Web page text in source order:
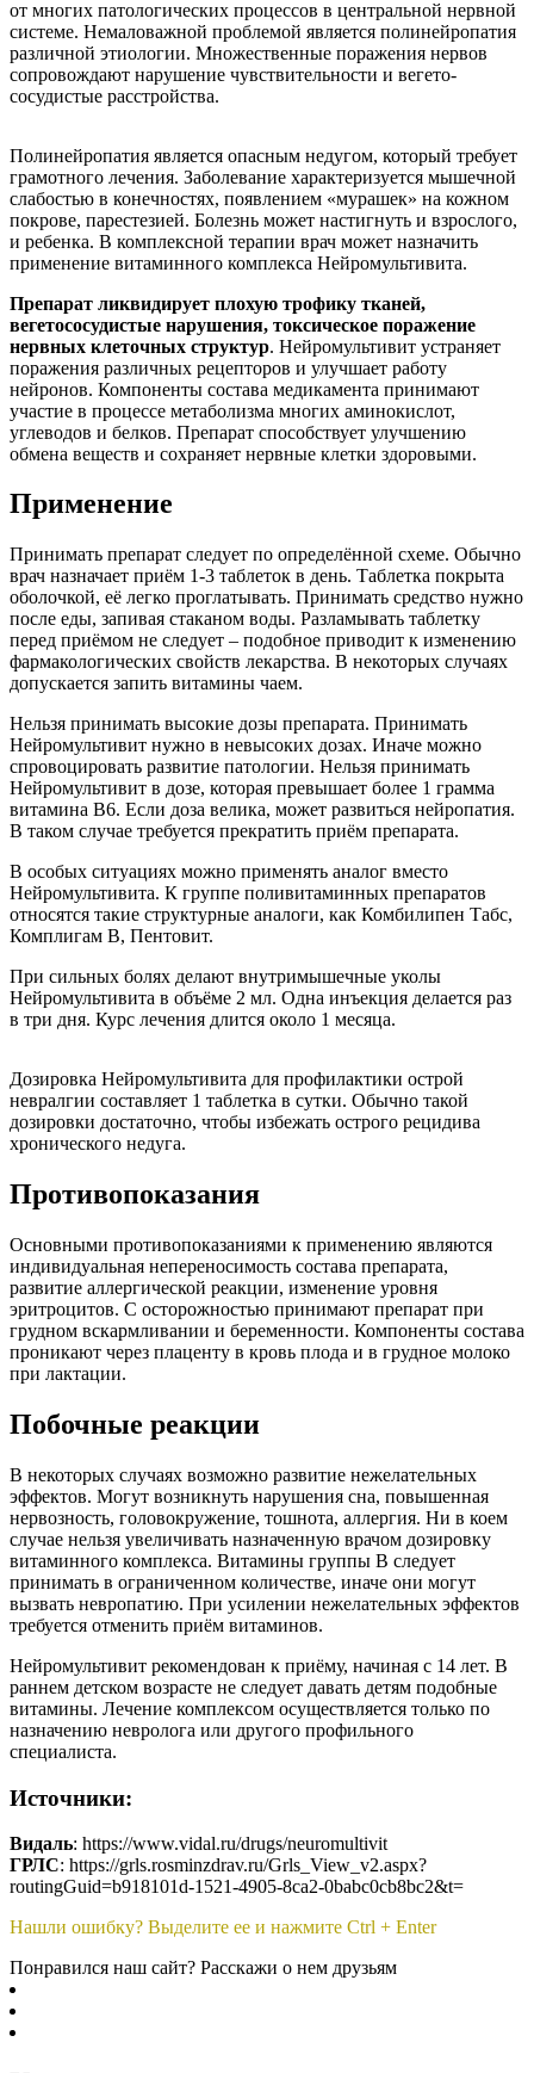
от многих патологических процессов в центральной нервной
системе. Немаловажной проблемой является полинейропатия
различной этиологии. Множественные поражения нервов
сопровождают нарушение чувствительности и вегето-
сосудистые расстройства.
Полинейропатия является опасным недугом, который требует
грамотного лечения. Заболевание характеризуется мышечной
слабостью в конечностях, появлением «мурашек» на кожном
покрове, парестезией. Болезнь может настигнуть и взрослого,
и ребенка. В комплексной терапии врач может назначить
применение витаминного комплекса Нейромультивита.
Препарат ликвидирует плохую трофику тканей,
вегетососудистые нарушения, токсическое поражение
нервных клеточных структур. Нейромультивит устраняет
поражения различных рецепторов и улучшает работу
нейронов. Компоненты состава медикамента принимают
участие в процессе метаболизма многих аминокислот,
углеводов и белков. Препарат способствует улучшению
обмена веществ и сохраняет нервные клетки здоровыми.
Применение
Принимать препарат следует по определённой схеме. Обычно
врач назначает приём 1-3 таблеток в день. Таблетка покрыта
оболочкой, её легко проглатывать. Принимать средство нужно
после еды, запивая стаканом воды. Разламывать таблетку
перед приёмом не следует – подобное приводит к изменению
фармакологических свойств лекарства. В некоторых случаях
допускается запить витамины чаем.
Нельзя принимать высокие дозы препарата. Принимать
Нейромультивит нужно в невысоких дозах. Иначе можно
спровоцировать развитие патологии. Нельзя принимать
Нейромультивит в дозе, которая превышает более 1 грамма
витамина В6. Если доза велика, может развиться нейропатия.
В таком случае требуется прекратить приём препарата.
В особых ситуациях можно применять аналог вместо
Нейромультивита. К группе поливитаминных препаратов
относятся такие структурные аналоги, как Комбилипен Табс,
Комплигам В, Пентовит.
При сильных болях делают внутримышечные уколы
Нейромультивита в объёме 2 мл. Одна инъекция делается раз
в три дня. Курс лечения длится около 1 месяца.
Дозировка Нейромультивита для профилактики острой
невралгии составляет 1 таблетка в сутки. Обычно такой
дозировки достаточно, чтобы избежать острого рецидива
хронического недуга.
Противопоказания
Основными противопоказаниями к применению являются
индивидуальная непереносимость состава препарата,
развитие аллергической реакции, изменение уровня
эритроцитов. С осторожностью принимают препарат при
грудном вскармливании и беременности. Компоненты состава
проникают через плаценту в кровь плода и в грудное молоко
при лактации.
Побочные реакции
В некоторых случаях возможно развитие нежелательных
эффектов. Могут возникнуть нарушения сна, повышенная
нервозность, головокружение, тошнота, аллергия. Ни в коем
случае нельзя увеличивать назначенную врачом дозировку
витаминного комплекса. Витамины группы В следует
принимать в ограниченном количестве, иначе они могут
вызвать невропатию. При усилении нежелательных эффектов
требуется отменить приём витаминов.
Нейромультивит рекомендован к приёму, начиная с 14 лет. В
раннем детском возрасте не следует давать детям подобные
витамины. Лечение комплексом осуществляется только по
назначению невролога или другого профильного
специалиста.
Источники:
Видаль: https://www.vidal.ru/drugs/neuromultivit
ГРЛС: https://grls.rosminzdrav.ru/Grls_View_v2.aspx?
routingGuid=b918101d-1521-4905-8ca2-0babc0cb8bc2&t=
Нашли ошибку? Выделите ее и нажмите Ctrl + Enter
Понравился наш сайт? Расскажи о нем друзьям